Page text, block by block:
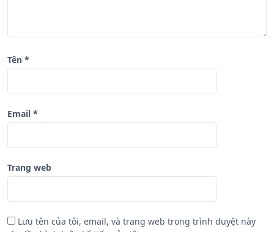
Tên *
Email *
Trang web
Lưu tên của tôi, email, và trang web trong trình duyệt này